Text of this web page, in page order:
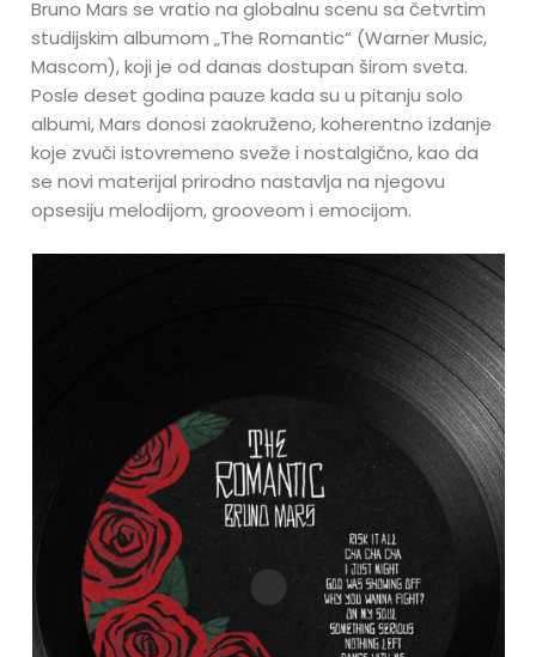
Bruno Mars se vratio na globalnu scenu sa četvrtim
studijskim albumom „The Romantic“ (Warner Music,
Mascom), koji je od danas dostupan širom sveta.
Posle deset godina pauze kada su u pitanju solo
albumi, Mars donosi zaokruženo, koherentno izdanje
koje zvuči istovremeno sveže i nostalgično, kao da
se novi materijal prirodno nastavlja na njegovu
opsesiju melodijom, grooveom i emocijom.